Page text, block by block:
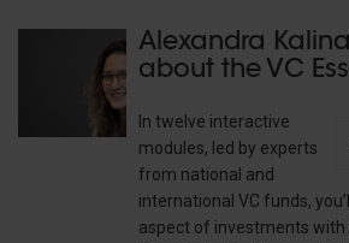
Alexandra
about the VC
In twelve interactive
modules, led by experts
from national and
international VC funds,
aspect of investments with